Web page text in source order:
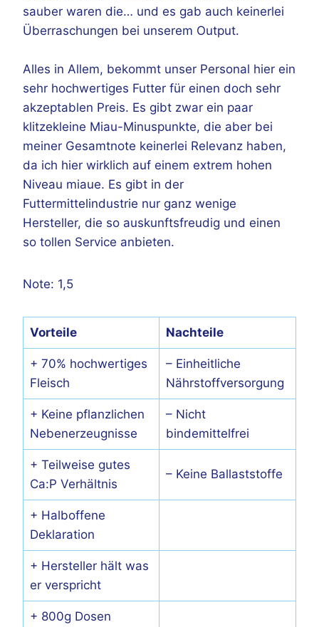
sauber waren die… und es gab auch keinerlei
Überraschungen bei unserem Output.
Alles in Allem, bekommt unser Personal hier ein
sehr hochwertiges Futter für einen doch sehr
akzeptablen Preis. Es gibt zwar ein paar
klitzekleine Miau-Minuspunkte, die aber bei
meiner Gesamtnote keinerlei Relevanz haben,
da ich hier wirklich auf einem extrem hohen
Niveau miaue. Es gibt in der
Futtermittelindustrie nur ganz wenige
Hersteller, die so auskunftsfreudig und einen
so tollen Service anbieten.
Note: 1,5
Vorteile Nachteile
+ 70% hochwertiges
Fleisch
– Einheitliche
Nährstoffversorgung
+ Keine pflanzlichen
Nebenerzeugnisse
– Nicht
bindemittelfrei
+ Teilweise gutes
Ca:P Verhältnis
– Keine Ballaststoffe
+ Halboffene
Deklaration
+ Hersteller hält was
er verspricht
+ 800g Dosen